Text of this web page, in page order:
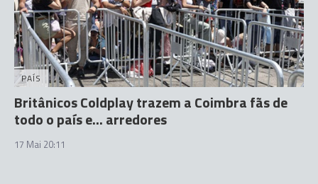
PAÍS
Britânicos Coldplay trazem a Coimbra fãs de
todo o país e... arredores
17 Mai 20:11